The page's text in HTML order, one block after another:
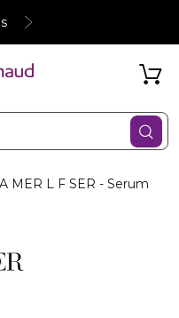
MER L F SER - Serum